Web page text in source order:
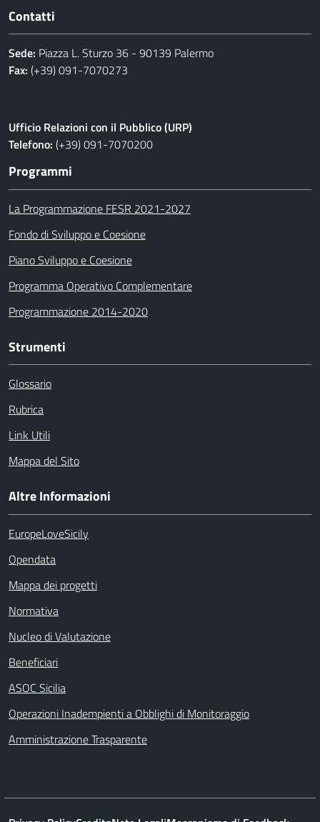
Contatti
Sede: Piazza L. Sturzo 36 - 90139 Palermo
Fax: (+39) 091-7070273
Ufficio Relazioni con il Pubblico (URP)
Telefono: (+39) 091-7070200
Programmi
La Programmazione FESR 2021-2027
Fondo di Sviluppo e Coesione
Piano Sviluppo e Coesione
Programma Operativo Complementare
Programmazione 2014-2020
Strumenti
Glossario
Rubrica
Link Utili
Mappa del Sito
Altre Informazioni
EuropeLoveSicily
Opendata
Mappa dei progetti
Normativa
Nucleo di Valutazione
Beneficiari
ASOC Sicilia
Operazioni Inadempienti a Obblighi di Monitoraggio
Amministrazione Trasparente